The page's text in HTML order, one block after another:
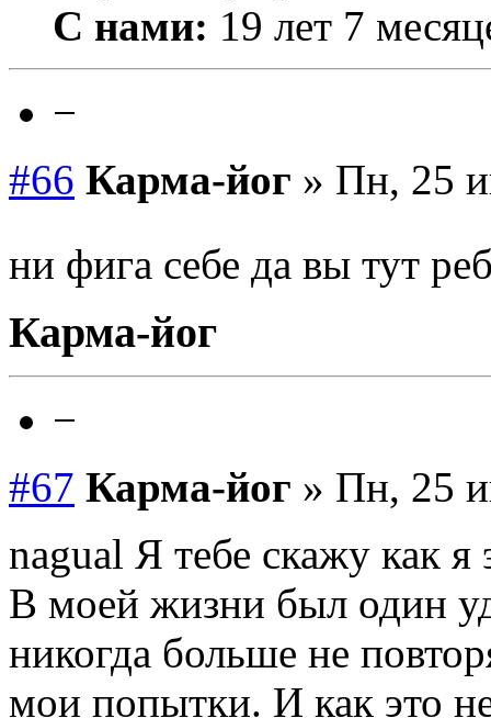
С нами: 19 лет 7
−
#66 Карма-йог » Пн, 25
ни фига себе да вы тут
Карма-йог
−
#67 Карма-йог » Пн, 25
nagual Я тебе скажу как
В моей жизни был один
никогда больше не
мои попытки. И как это